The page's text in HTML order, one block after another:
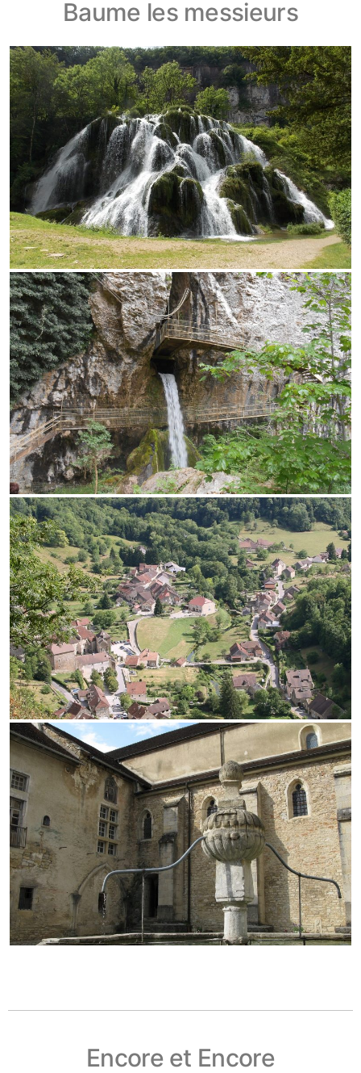
Baume les messieurs
Encore et Encore